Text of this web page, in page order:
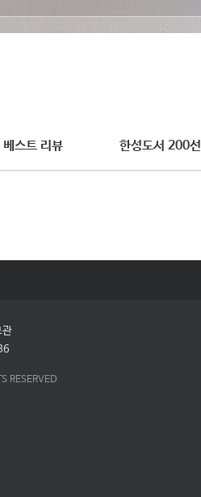
베스트 리뷰 한성도서 200선
관
RESERVED